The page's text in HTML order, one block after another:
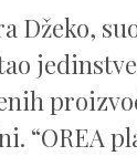
Džeko,
“OREA